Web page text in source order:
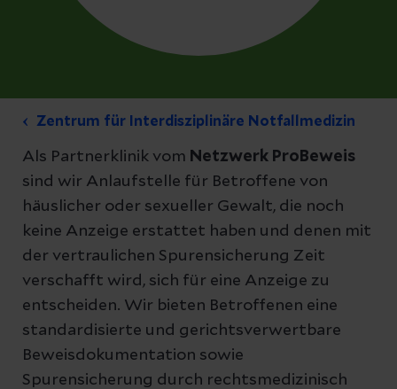
Zentrum für Interdisziplinäre Notfallmedizin
Als Partnerklinik vom Netzwerk ProBeweis
sind wir Anlaufstelle für Betroffene von
häuslicher oder sexueller Gewalt, die noch
keine Anzeige erstattet haben und denen mit
der vertraulichen Spurensicherung Zeit
verschafft wird, sich für eine Anzeige zu
entscheiden. Wir bieten Betroffenen eine
standardisierte und gerichtsverwertbare
Beweisdokumentation sowie
Spurensicherung durch rechtsmedizinisch